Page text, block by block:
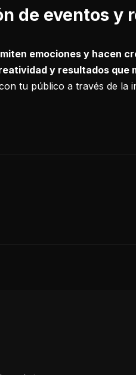
de eventos y
emociones y hacen
y resultados que
tu público a través de la